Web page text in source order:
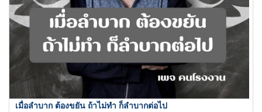
เมื่อลำบาก ต้องขยัน ถ้าไม่ทำ ก็ลำบากต่อไป